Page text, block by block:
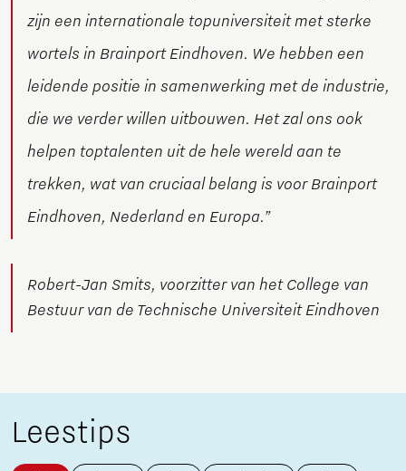
zijn een internationale topuniversiteit met sterke
wortels in Brainport Eindhoven. We hebben een
leidende positie in samenwerking met de industrie,
die we verder willen uitbouwen. Het zal ons ook
helpen toptalenten uit de hele wereld aan te
trekken, wat van cruciaal belang is voor Brainport
Eindhoven, Nederland en Europa.”
Robert-Jan Smits, voorzitter van het College van
Bestuur van de Technische Universiteit Eindhoven
Leestips